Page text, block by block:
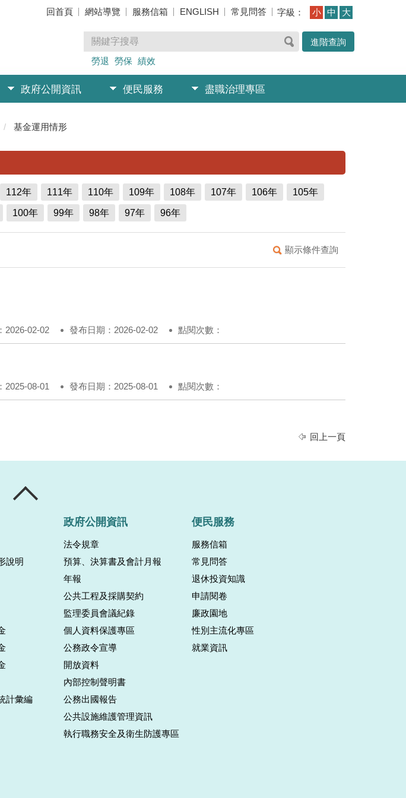
回首頁 網站導覽 服務信箱 ENGLISH 常見問答 字級： 小 中 大
進階查詢
勞退 勞保 績效
政府公開資訊 便民服務 盡職治理專區
基金運用情形
112年 111年 110年 109年 108年 107年 106年 105年
100年 99年 98年 97年 96年
顯示條件查詢
2026-02-02 發布日期：2026-02-02 點閱次數：
2025-08-01 發布日期：2025-08-01 點閱次數：
回上一頁
說明
計彙編
政府公開資訊
法令規章
預算、決算書及會計月報
年報
公共工程及採購契約
監理委員會議紀錄
個人資料保護專區
公務政令宣導
開放資料
內部控制聲明書
公務出國報告
公共設施維護管理資訊
執行職務安全及衛生防護專區
便民服務
服務信箱
常見問答
退休投資知識
申請閱卷
廉政園地
性別主流化專區
就業資訊